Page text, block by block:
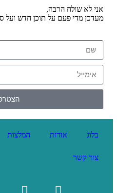
אני לא שולח הרבה,
מעדכן מדי פעם על תוכן חדש ועל
בלוג אודות המלצות
צור קשר